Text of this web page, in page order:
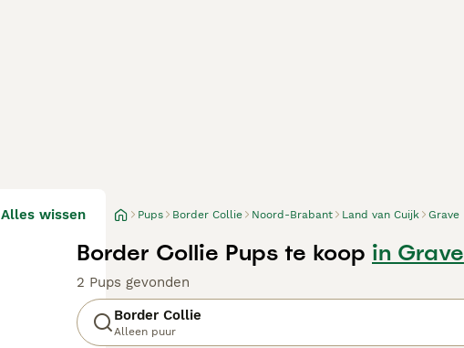
Alles wissen Pups Border Collie Noord-Brabant Land van Cuijk Grave
Border Collie Pups te koop in Grave
2 Pups gevonden
Border Collie
Alleen puur